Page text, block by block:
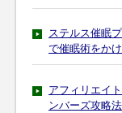
ステルス催眠
で催眠術をか
アフィリエイ
ンバーズ攻略